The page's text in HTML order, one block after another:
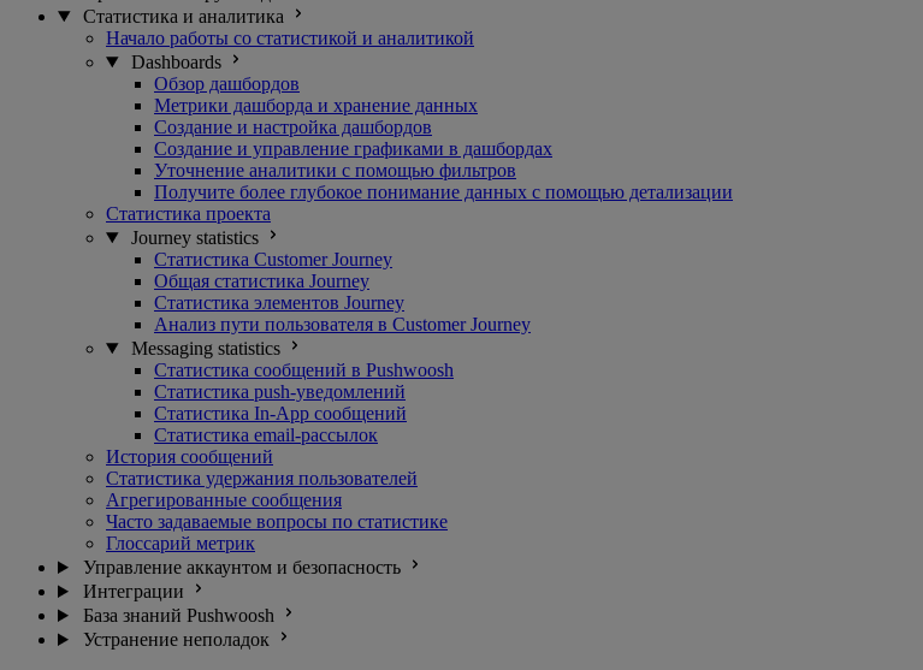
Статистика и аналитика
Начало работы со статистикой и аналитикой
Dashboards
Обзор дашбордов
Метрики дашборда и хранение данных
Создание и настройка дашбордов
Создание и управление графиками в дашбордах
Уточнение аналитики с помощью фильтров
Получите более глубокое понимание данных с помощью детализации
Статистика проекта
Journey statistics
Статистика Customer Journey
Общая статистика Journey
Статистика элементов Journey
Анализ пути пользователя в Customer Journey
Messaging statistics
Статистика сообщений в Pushwoosh
Статистика push-уведомлений
Статистика In-App сообщений
Статистика email-рассылок
История сообщений
Статистика удержания пользователей
Агрегированные сообщения
Часто задаваемые вопросы по статистике
Глоссарий метрик
Управление аккаунтом и безопасность
Интеграции
База знаний Pushwoosh
Устранение неполадок